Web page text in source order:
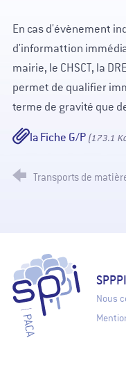
En cas d'évènement
d'informattion
mairie, le CHSCT, la
permet de qualifier
terme de gravité que
la Fiche G/P (173.1
Transports de
SPPPI Paca -
Nous